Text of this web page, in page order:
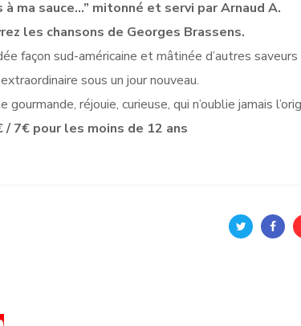
à ma sauce…” mitonné et servi par Arnaud A.
les chansons de Georges Brassens.
façon sud-américaine et mâtinée d’autres
sous un jour nouveau.
gourmande, réjouie, curieuse, qui n’oublie jamais
/ 7€ pour les moins de 12 ans